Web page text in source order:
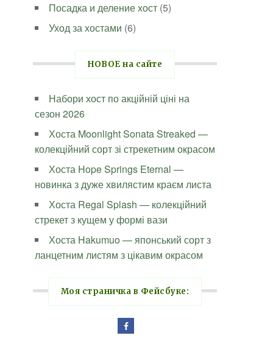
Посадка и деление хост (5)
Уход за хостами (6)
НОВОЕ на сайте
Набори хост по акційній ціні на
сезон 2026
Хоста Moonlight Sonata Streaked —
колекційний сорт зі стрекетним окрасом
Хоста Hope Springs Eternal —
новинка з дуже хвилястим краєм листа
Хоста Regal Splash — колекційний
стрекет з кущем у формі вази
Хоста Hakumuo — японський сорт з
ланцетним листям з цікавим окрасом
Моя страничка в Фейсбуке: